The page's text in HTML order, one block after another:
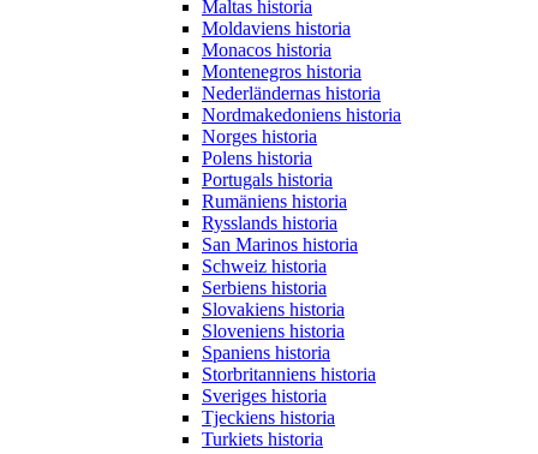
Maltas historia
Moldaviens historia
Monacos historia
Montenegros historia
Nederländernas historia
Nordmakedoniens historia
Norges historia
Polens historia
Portugals historia
Rumäniens historia
Rysslands historia
San Marinos historia
Schweiz historia
Serbiens historia
Slovakiens historia
Sloveniens historia
Spaniens historia
Storbritanniens historia
Sveriges historia
Tjeckiens historia
Turkiets historia